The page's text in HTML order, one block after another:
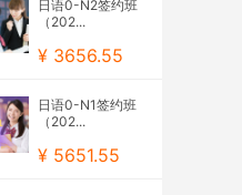
日语0-N2签约班
（202...
¥ 3656.55
日语0-N1签约班
（202...
¥ 5651.55